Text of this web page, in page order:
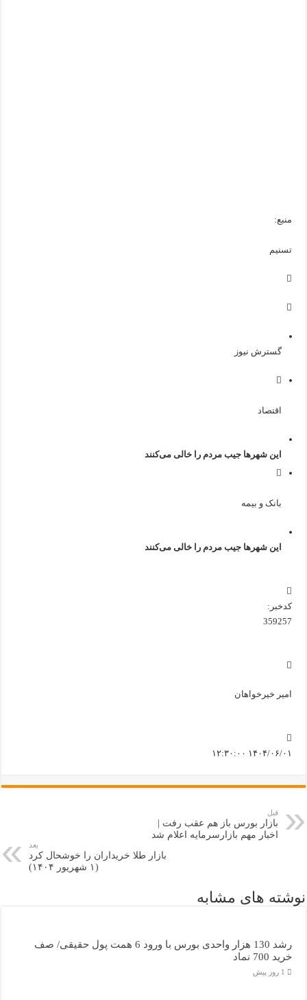
منبع:
تسنیم
گسترش نیوز
اقتصاد
این شهرها جیب مردم را خالی می‌کنند
بانک و بیمه
این شهرها جیب مردم را خالی می‌کنند
کدخبر:
359257
امیر خیرخواهان
۱۴۰۴/۰۶/۰۱ ۱۲:۳۰:۰۰
قبل
بازار بورس باز هم عقب رفت |
اخبار مهم بازارسرمایه اعلام شد
بعد
بازار طلا خریداران را خوشحال کرد
(۱ شهریور ۱۴۰۴)
نوشته های مشابه
رشد 130 هزار واحدی بورس با ورود 6 همت پول حقیقی/ صف
خرید 700 نماد
1 روز پیش